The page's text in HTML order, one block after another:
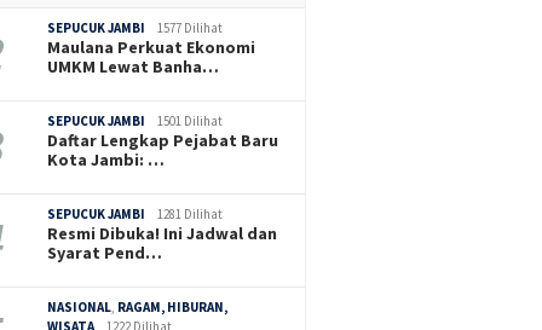
SEPUCUK JAMBI 1577 Dilihat
Maulana Perkuat Ekonomi
UMKM Lewat Banha…
SEPUCUK JAMBI 1501 Dilihat
Daftar Lengkap Pejabat Baru
Kota Jambi: …
SEPUCUK JAMBI 1281 Dilihat
Resmi Dibuka! Ini Jadwal dan
Syarat Pend…
NASIONAL RAGAM, HIBURAN,
WISATA
1222 Dilihat